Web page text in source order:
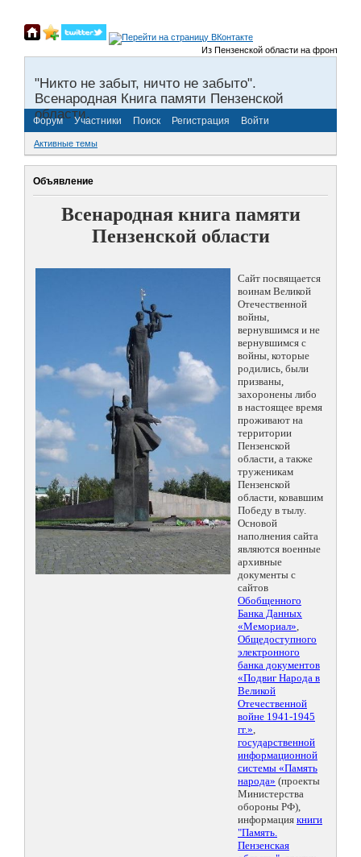
Из Пензенской области на фронты
"Никто не забыт, ничто не забыто".
Всенародная Книга памяти Пензенской
области.
Форум Участники Поиск Регистрация Войти
Активные темы
Объявление
Всенародная книга памяти
Пензенской области
Сайт посвящается
воинам Великой
Отечественной
войны,
вернувшимся и не
вернувшимся с
войны, которые
родились, были
призваны,
захоронены либо
в настоящее время
проживают на
территории
Пензенской
области, а также
труженикам
Пензенской
области, ковавшим
Победу в тылу.
Основой
наполнения сайта
являются военные
архивные
документы с
сайтов
Обобщенного
Банка Данных
«Мемориал»,
Общедоступного
электронного
банка документов
«Подвиг Народа в
Великой
Отечественной
войне 1941-1945
гг.»,
государственной
информационной
системы «Память
народа» (проекты
Министерства
обороны РФ),
информация книги
"Память.
Пензенская